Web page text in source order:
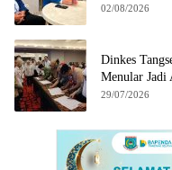
02/08/2026
Dinkes
Menular Jadi
29/07/2026